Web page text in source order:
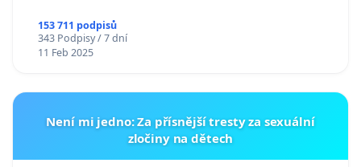
153 711 podpisů
343 Podpisy / 7 dní
11 Feb 2025
Není mi jedno: Za přísnější tresty za sexuální
zločiny na dětech